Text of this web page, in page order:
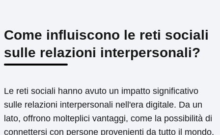
Come influiscono le reti sociali
sulle relazioni interpersonali?
Le reti sociali hanno avuto un impatto significativo
sulle relazioni interpersonali nell'era digitale. Da un
lato, offrono molteplici vantaggi, come la possibilità di
connettersi con persone provenienti da tutto il mondo,